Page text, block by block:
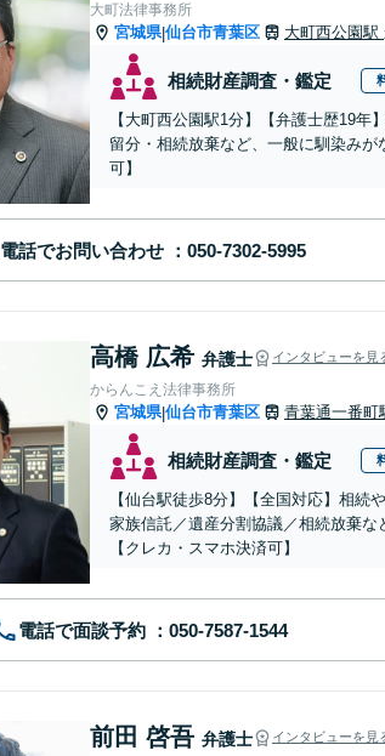
大町法律事務所
宮城県|仙台市青葉区 大町西公園駅
相続財産調査・鑑定
【大町西公園駅1分】【弁護士歴19
留分・相続放棄など、一般に馴染み
可】
電話でお問い合わせ
高橋 広希 弁護士 インタビューを見
からんこえ法律事務所
宮城県|仙台市青葉区 青葉通一番町
相続財産調査・鑑定
【仙台駅徒歩8分】【全国対応】相
家族信託／遺産分割協議／相続放棄な
【クレカ・スマホ決済可】
電話で面談予約
前田 啓吾 弁護士 インタビューを見